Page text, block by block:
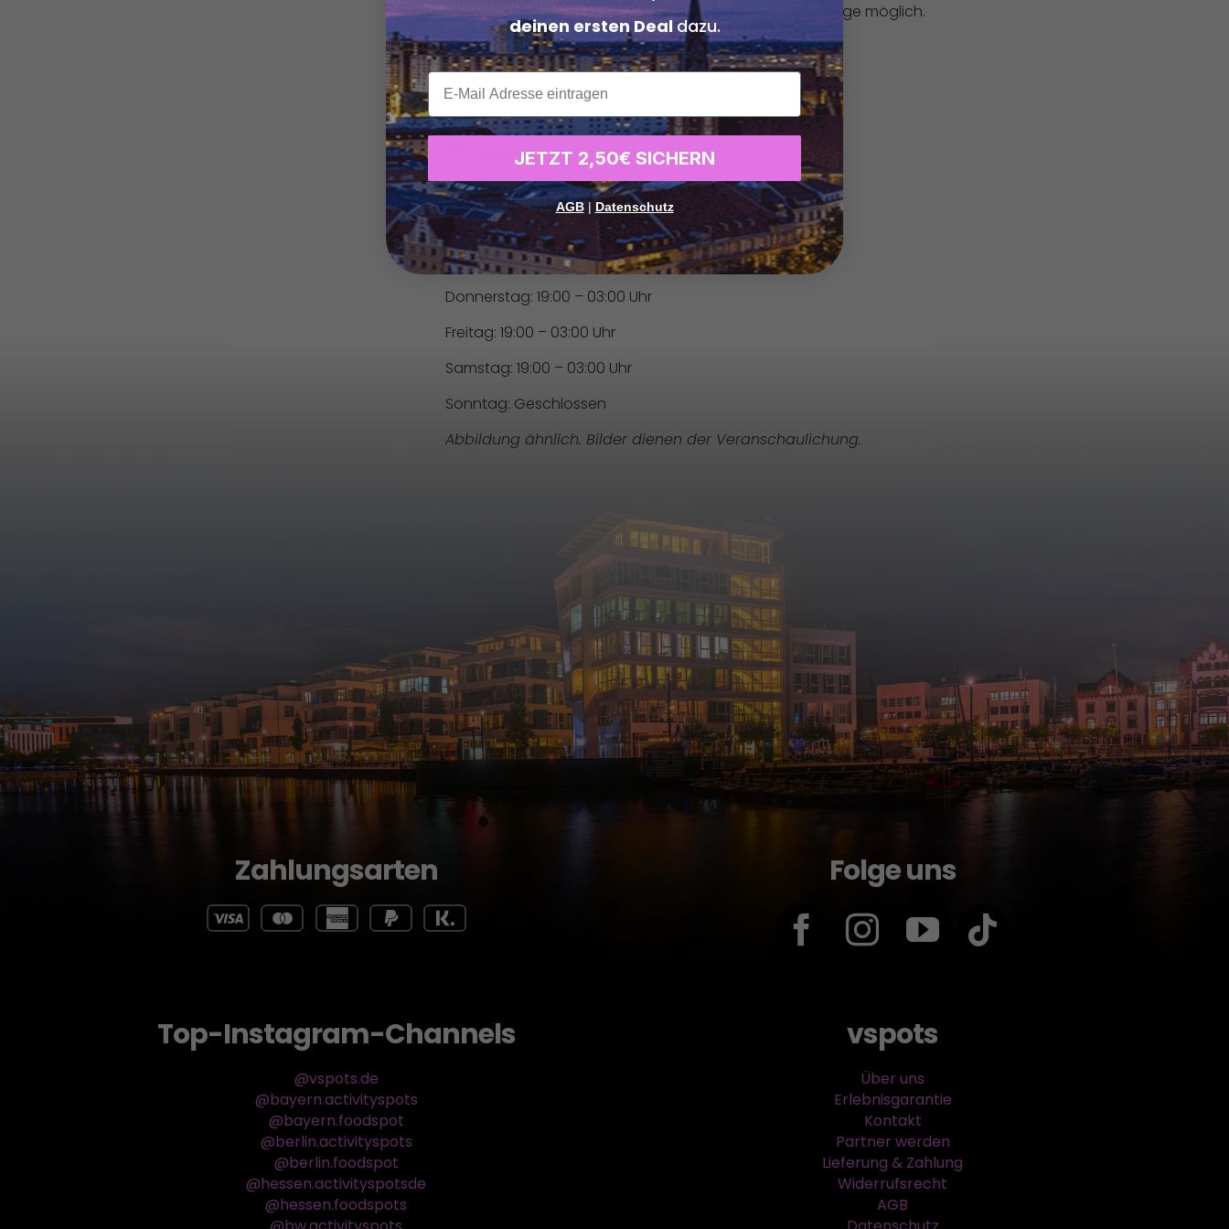
Die Einlösung des Gutscheins ist ausschließlich bei Vorlage möglich.
Adresse:Magdeburger Str. 27, 47800 Krefeld
Telefon:
0176 32462095
Website:instagram.com/rustyco.pizzeria
Öffnungszeiten:
Montag: 20:00 – 01:30 Uhr
Dienstag: 19:00 – 03:00 Uhr
Mittwoch: 19:00 – 03:00 Uhr
Donnerstag: 19:00 – 03:00 Uhr
Freitag: 19:00 – 03:00 Uhr
Samstag: 19:00 – 03:00 Uhr
Sonntag: Geschlossen
Abbildung ähnlich. Bilder dienen der Veranschaulichung.
Zahlungsarten Folge uns
Top-Instagram-Channels
@vspots.de
@bayern.activityspots
@bayern.foodspot
@berlin.activityspots
@berlin.foodspot
@hessen.activityspotsde
@hessen.foodspots
vspots
Über uns
Erlebnisgarantie
Kontakt
Partner werden
Lieferung & Zahlung
Widerrufsrecht
AGB
deinen ersten Dealdazu.
xxx
JETZT 2,50€ SICHERN
AGB| Datenschutz